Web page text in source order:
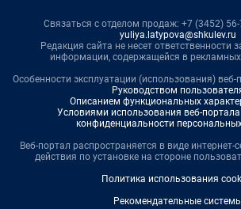
Связаться с отделом продаж: +7 (3452)
yuliya.latypova@shkulev.ru
Редакция сайта не несет ответственности
информации, содержащейся в
Особенности эксплуатации (использования) веб-
Руководством
Описанием функциональных
Условиями использования веб-
конфиденциальности
Веб-портал распространяется в виде интернет-
действия по установке на стороне
Политика использования
Рекомендательные